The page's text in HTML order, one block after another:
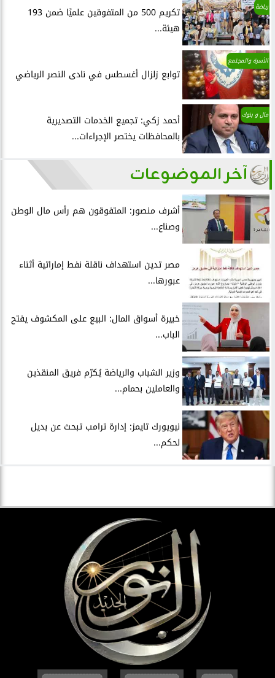
رياضة
تكريم 500 من المتفوقين علميًا ضمن 193
هيئة...
الأسرة والمجتمع
توابع زلزال أغسطس في نادى النصر الرياضي
مال و بنوك
أحمد زكي: تجميع الخدمات التصديرية
بالمحافظات يختصر الإجراءات...
آخر الموضوعات
أشرف منصور: المتفوقون هم رأس مال الوطن
وصناع...
مصر تدين استهداف ناقلة نفط إماراتية أثناء
عبورها...
خبيرة أسواق المال: البيع على المكشوف يفتح
الباب...
وزير الشباب والرياضة يُكرّم فريق المنقذين
والعاملين بحمام...
نيويورك تايمز: إدارة ترامب تبحث عن بديل
لحكم...